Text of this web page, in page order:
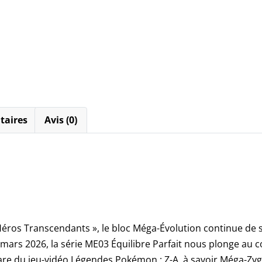
Avis (0)
Transcendants », le bloc Méga-Évolution continue
2026, la série ME03 Équilibre Parfait nous plonge au